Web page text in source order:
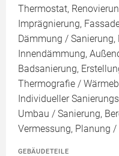
Thermostat,
Imprägnierung,
Dämmung / Sanierung,
Innendämmung,
Badsanierung,
Thermografie /
Individueller
Umbau / Sanierung,
Vermessung, Planung
GEBÄUDETEILE